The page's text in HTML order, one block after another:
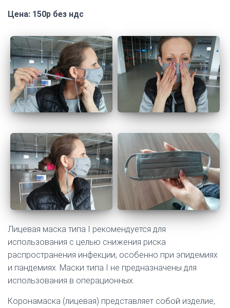
Цена: 150р без ндс
Лицевая маска типа I рекомендуется для
использования с целью снижения риска
распространения инфекции, особенно при эпидемиях
и пандемиях. Маски типа I не предназначены для
использования в операционных.
Коронамаска (лицевая) представляет собой изделие,